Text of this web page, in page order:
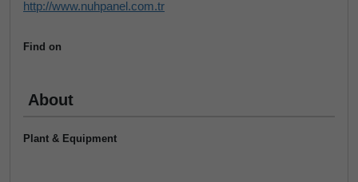
http://www.nuhpanel.com.tr
Find on
About
Plant & Equipment